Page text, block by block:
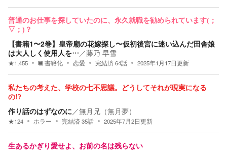
普通のお仕事を探していたのに、永久就職を勧められています(；
▽；)？
【書籍1〜2巻】皇帝廟の花嫁探し〜仮初後宮に迷い込んだ田舎娘
は大人しく使用人を… ／藤乃 早雪
★1,455 書籍化 恋愛 完結済 64話 2025年1月17日更新
私たちの考えた、学校の七不思議。どうしてそれが現実になる
の!?
作り話のはずなのに ／無月兄（無月夢）
★124 ホラー 完結済35話 2025年7月2日更新
生あるかぎり愛せよ、お前の名は残らない